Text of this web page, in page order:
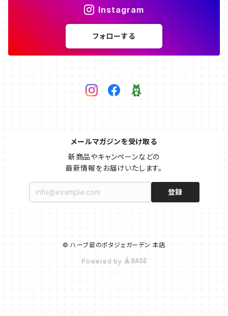
Instagram
フォローする
メールマガジンを受け取る
新商品やキャンペーンなどの
最新情報をお届けいたします。
登録
© ハーブ苗のポタジェガーデン 本店
Powered by